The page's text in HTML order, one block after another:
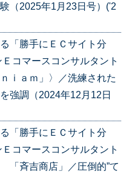
（2025年1月23日号）('2
「勝手にＥＣサイト分
コマースコンサルタント
ｉａｍ」〉／洗練された
強調（2024年12月12日
「勝手にＥＣサイト分
コマースコンサルタント
斉吉商店」／圧倒的”て